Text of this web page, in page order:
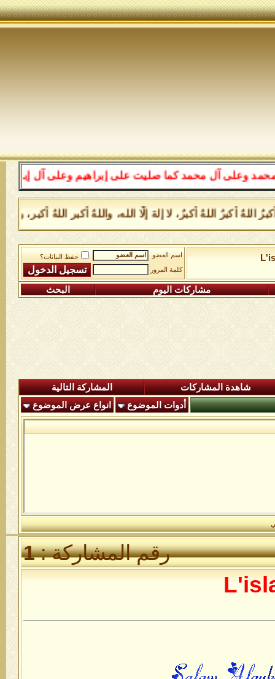
محمد كما صليت على إبراهيم وعلى آل إبراهيم إنك
أكبرُ اللهُ أكبرُ، لا إلهَ إلَّا الله، واللهُ أكبر اللهُ أكبر،
اسم العضو
حفظ البيانات؟
كلمة المرور
مشاركات اليوم البحث
شاهدة المشاركات
المشاركة التالية
أدوات الموضوع
انواع عرض الموضوع
رقم المشاركة :1